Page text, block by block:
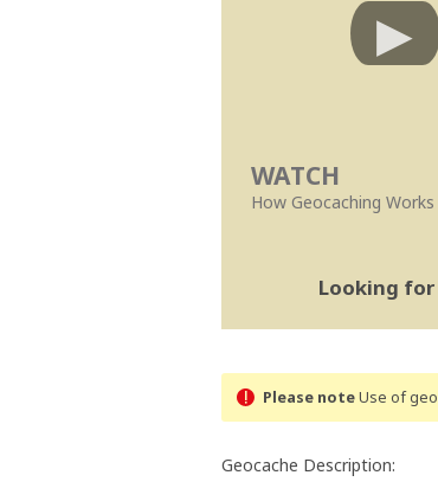
WATCH
How Geocaching Works
Looking
Please noteUse of
Geocache Description: